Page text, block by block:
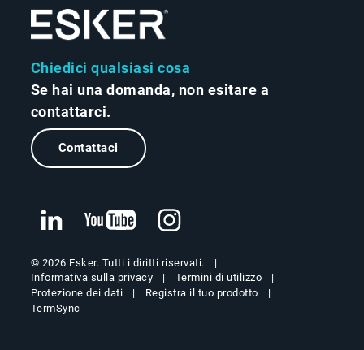
Chiedici qualsiasi cosa
Se hai una domanda, non esitare a
contattarci.
Contattaci
© 2026 Esker. Tutti i diritti riservati.
Informativa sulla privacy
Termini di utilizzo
Protezione dei dati
Registra il tuo prodotto
TermSync